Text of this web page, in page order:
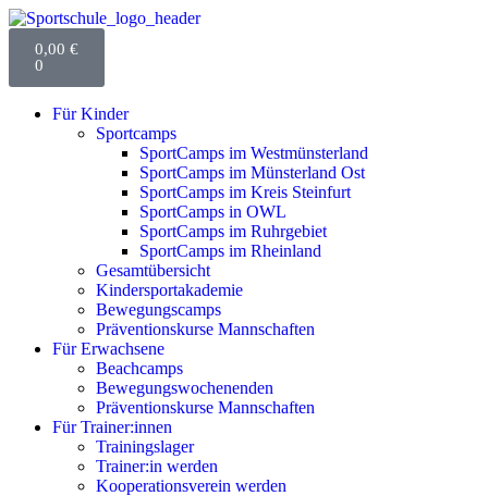
0,00 €
0
Für Kinder
Sportcamps
SportCamps im Westmünsterland
SportCamps im Münsterland Ost
SportCamps im Kreis Steinfurt
SportCamps in OWL
SportCamps im Ruhrgebiet
SportCamps im Rheinland
Gesamtübersicht
Kindersportakademie
Bewegungscamps
Präventionskurse Mannschaften
Für Erwachsene
Beachcamps
Bewegungswochenenden
Präventionskurse Mannschaften
Für Trainer:innen
Trainingslager
Trainer:in werden
Kooperationsverein werden